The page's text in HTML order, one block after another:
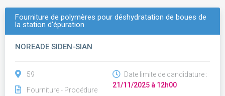
Fourniture de polymères pour déshydratation de boues de
la station d'épuration
NOREADE SIDEN-SIAN
59
Fourniture - Procédure
Date limite de candidature :
21/11/2025 à 12h00